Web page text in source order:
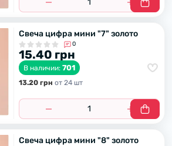
Свеча цифра мини "7" золото
0
15.40 грн
В наличии: 701
13.20 грн от 24 шт
Свеча цифра мини "8" золото